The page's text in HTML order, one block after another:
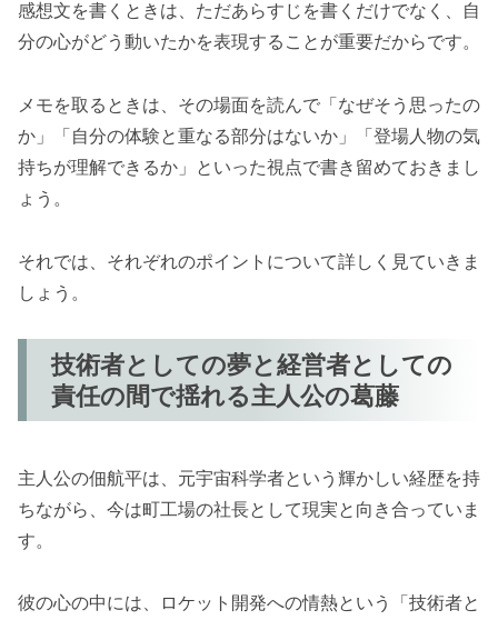
感想文を書くときは、ただあらすじを書くだけでなく、自
分の心がどう動いたかを表現することが重要だからです。
メモを取るときは、その場面を読んで「なぜそう思ったの
か」「自分の体験と重なる部分はないか」「登場人物の気
持ちが理解できるか」といった視点で書き留めておきまし
ょう。
それでは、それぞれのポイントについて詳しく見ていきま
しょう。
技術者としての夢と経営者としての
責任の間で揺れる主人公の葛藤
主人公の佃航平は、元宇宙科学者という輝かしい経歴を持
ちながら、今は町工場の社長として現実と向き合っていま
す。
彼の心の中には、ロケット開発への情熱という「技術者と